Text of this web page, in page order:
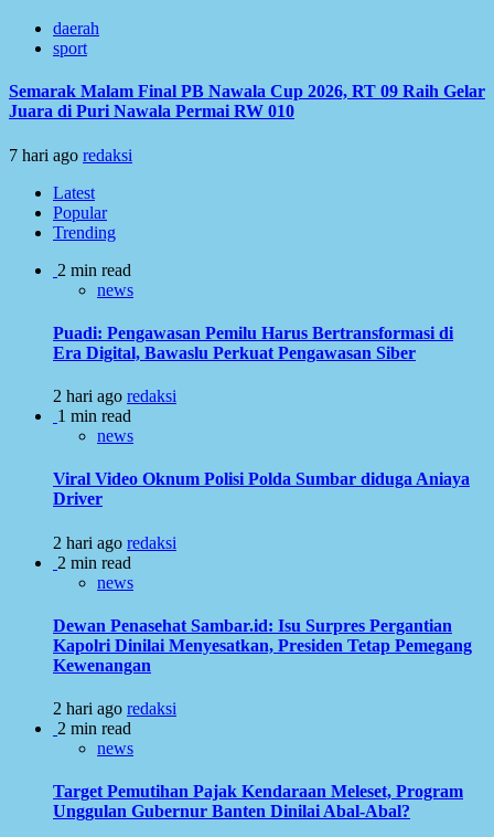
daerah
sport
Semarak Malam Final PB Nawala Cup 2026, RT 09 Raih Gelar
Juara di Puri Nawala Permai RW 010
7 hari ago redaksi
Latest
Popular
Trending
2 min read
news
Puadi: Pengawasan Pemilu Harus Bertransformasi di
Era Digital, Bawaslu Perkuat Pengawasan Siber
2 hari ago redaksi
1 min read
news
Viral Video Oknum Polisi Polda Sumbar diduga Aniaya
Driver
2 hari ago redaksi
2 min read
news
Dewan Penasehat Sambar.id: Isu Surpres Pergantian
Kapolri Dinilai Menyesatkan, Presiden Tetap Pemegang
Kewenangan
2 hari ago redaksi
2 min read
news
Target Pemutihan Pajak Kendaraan Meleset, Program
Unggulan Gubernur Banten Dinilai Abal-Abal?